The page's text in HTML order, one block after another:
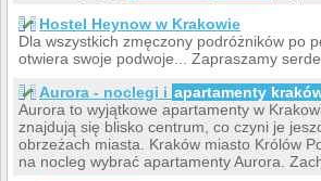
Hostel Heynow w Krakowie
Dla wszystkich zmęczony podróżników po
otwiera swoje podwoje... Zapraszamy
Aurora - noclegi i apartamenty
Aurora to wyjątkowe apartamenty w
znajdują się blisko centrum, co czyni je
obrzeżach miasta. Kraków miasto Królów
na nocleg wybrać apartamenty Aurora.